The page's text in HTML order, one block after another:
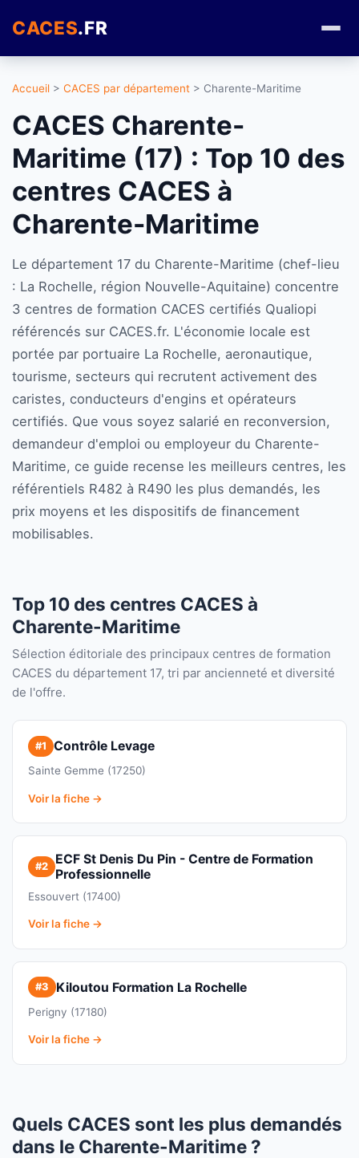
CACES.FR
Accueil > CACES par département > Charente-Maritime
CACES Charente-
Maritime (17) : Top 10 des
centres CACES à
Charente-Maritime
Le département 17 du Charente-Maritime (chef-lieu
: La Rochelle, région Nouvelle-Aquitaine) concentre
3 centres de formation CACES certifiés Qualiopi
référencés sur CACES.fr. L'économie locale est
portée par portuaire La Rochelle, aeronautique,
tourisme, secteurs qui recrutent activement des
caristes, conducteurs d'engins et opérateurs
certifiés. Que vous soyez salarié en reconversion,
demandeur d'emploi ou employeur du Charente-
Maritime, ce guide recense les meilleurs centres, les
référentiels R482 à R490 les plus demandés, les
prix moyens et les dispositifs de financement
mobilisables.
Top 10 des centres CACES à
Charente-Maritime
Sélection éditoriale des principaux centres de formation
CACES du département 17, tri par ancienneté et diversité
de l'offre.
#1 Contrôle Levage
Sainte Gemme (17250)
Voir la fiche →
#2 ECF St Denis Du Pin - Centre de Formation
Professionnelle
Essouvert (17400)
Voir la fiche →
#3 Kiloutou Formation La Rochelle
Perigny (17180)
Voir la fiche →
Quels CACES sont les plus demandés
dans le Charente-Maritime ?